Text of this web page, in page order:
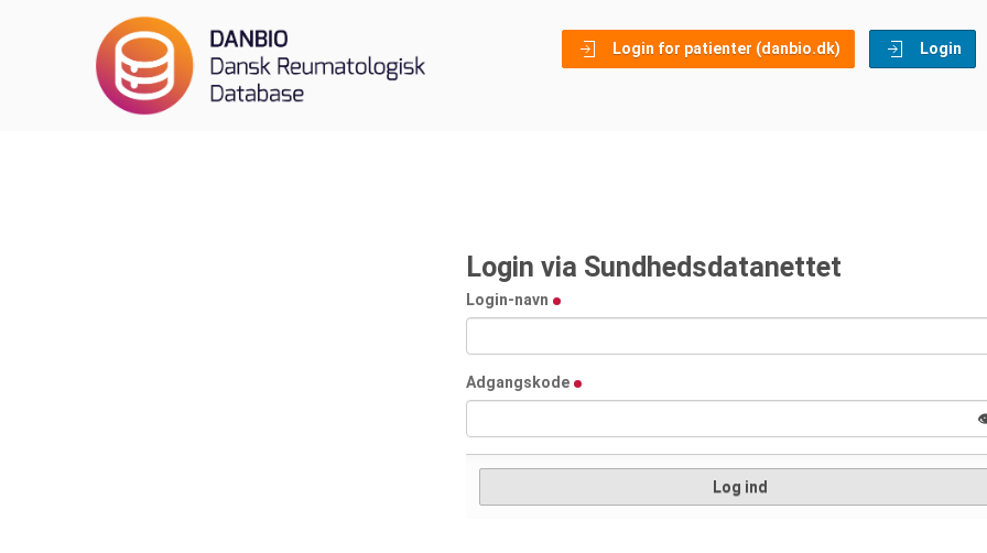
Login for patienter (danbio.dk) Login
Login via Sundhedsdatanettet
Login-navn
Adgangskode
Log ind